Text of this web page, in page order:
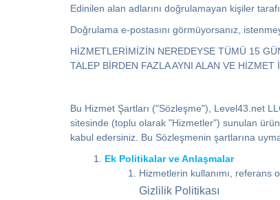
Edinilen alan adlarını doğrulamayan kişiler
Doğrulama e-postasını görmüyorsanız,
HİZMETLERİMİZİN NEREDEYSE TÜMÜ 15
TALEP BİRDEN FAZLA AYNI ALAN VE HİZMET
Bu Hizmet Şartları ("Sözleşme"), Level43.net
sitesinde (toplu olarak "Hizmetler") sunulan ürün
kabul edersiniz. Bu Sözleşmenin şartlarına
Ek Politikalar ve Anlaşmalar
Hizmetlerin kullanımı, referans
Gizlilik Politikası